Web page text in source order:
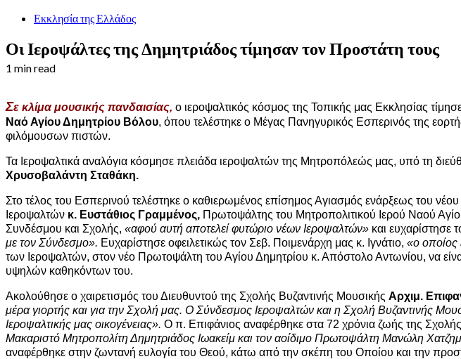
Εκκλησία της Ελλάδος
Οι Ιεροψάλτες της Δημητριάδος τίμησαν τον Προστάτη τους
1 min read
Σε κλίμα μουσικής πανδαισίας, ο ιεροψαλτικός κόσμος της Τοπικής μας Εκκλησίας
Ναό Αγίου Δημητρίου Βόλου, όπου τελέστηκε ο Μέγας Πανηγυρικός Εσπερινός της
φιλόμουσων πιστών.
Τα Ιεροψαλτικά αναλόγια κόσμησε πλειάδα ιεροψαλτών της Μητροπόλεώς μας, υπό τη
Χρυσοβαλάντη Σταθάκη.
Στο τέλος του Εσπερινού τελέστηκε ο καθιερωμένος επίσημος Αγιασμός ενάρξεως του
Ιεροψαλτών κ. Ευστάθιος Γραμμένος, Πρωτοψάλτης του Μητροπολιτικού Ιερού Ναού
Συνδέσμου και Σχολής, «αφού αυτή αποτελεί φυτώριο νέων Ιεροψαλτών» και ευχαρίστησε
με τον Σύνδεσμο». Ευχαρίστησε οφειλετικώς τον Σεβ. Ποιμενάρχη μας κ. Ιγνάτιο, «ο οποίος
των Ιεροψαλτών, στον νέο Πρωτοψάλτη του Αγίου Δημητρίου κ. Απόστολο Αντωνίου, να
υψηλών καθηκόντων του.
Ακολούθησε ο χαιρετισμός του Διευθυντού της Σχολής Βυζαντινής Μουσικής Αρχιμ.
μέρα γιορτής και για την Σχολή μας. Ο Σύνδεσμος Ιεροψαλτών και η Σχολή Βυζαντινής
Ιεροψαλτικής μας οικογένειας». Ο π. Επιφάνιος αναφέρθηκε στα 72 χρόνια ζωής της
Μακαριστό Μητροπολίτη Δημητριάδος Ιωακείμ και τον αοίδιμο Πρωτοψάλτη Μανώλη
αναφέρθηκε στην ζωντανή ευλογία του Θεού, κάτω από την σκέπη του Οποίου και την